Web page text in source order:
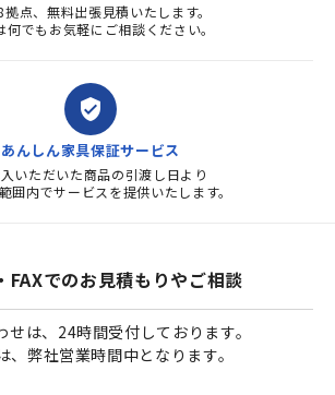
拠点、無料出張見積いたします。
何でもお気軽にご相談ください。
verified_user
あんしん家具保証サービス
いただいた商品の引渡し日より
囲内でサービスを提供いたします。
FAXでのお見積もりやご相談
せは、24時間受付しております。
、弊社営業時間中となります。